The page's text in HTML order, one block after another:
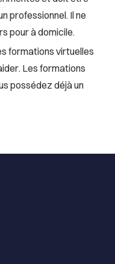
professionnel. Il ne
pour à domicile.
formations virtuelles
Les formations
possédez déjà un